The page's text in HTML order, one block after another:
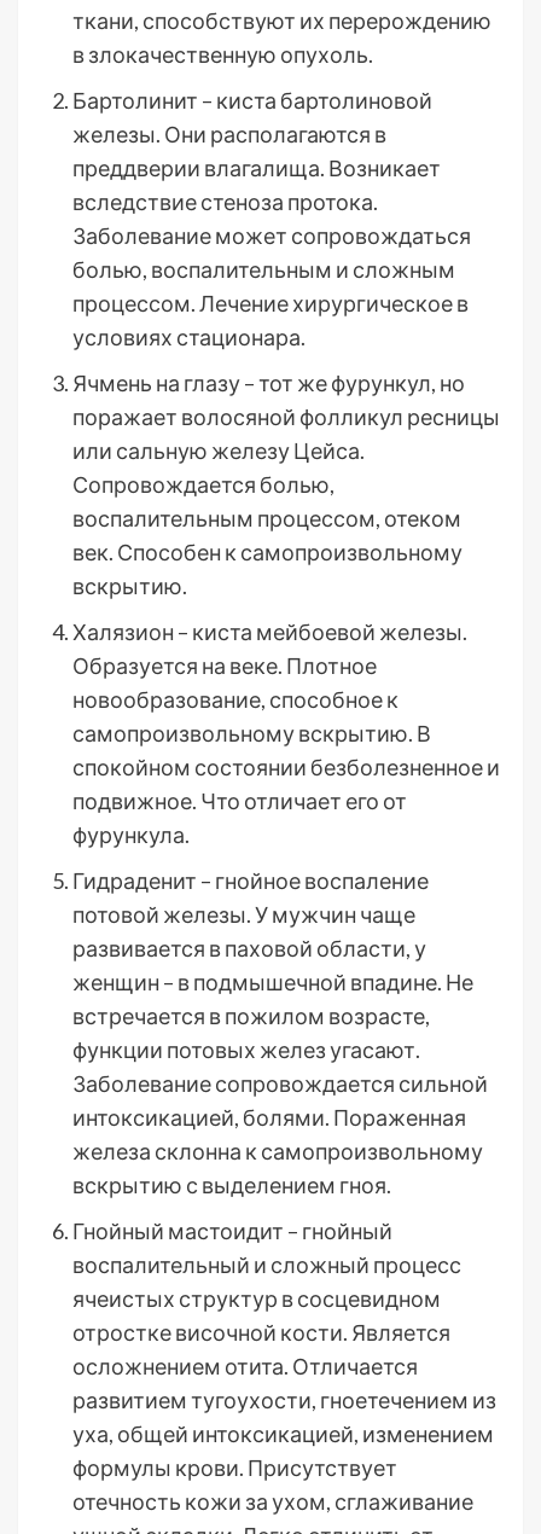
ткани, способствуют их перерождению
в злокачественную опухоль.
Бартолинит – киста бартолиновой
железы. Они располагаются в
преддверии влагалища. Возникает
вследствие стеноза протока.
Заболевание может сопровождаться
болью, воспалительным и сложным
процессом. Лечение хирургическое в
условиях стационара.
Ячмень на глазу – тот же фурункул, но
поражает волосяной фолликул ресницы
или сальную железу Цейса.
Сопровождается болью,
воспалительным процессом, отеком
век. Способен к самопроизвольному
вскрытию.
Халязион – киста мейбоевой железы.
Образуется на веке. Плотное
новообразование, способное к
самопроизвольному вскрытию. В
спокойном состоянии безболезненное и
подвижное. Что отличает его от
фурункула.
Гидраденит – гнойное воспаление
потовой железы. У мужчин чаще
развивается в паховой области, у
женщин – в подмышечной впадине. Не
встречается в пожилом возрасте,
функции потовых желез угасают.
Заболевание сопровождается сильной
интоксикацией, болями. Пораженная
железа склонна к самопроизвольному
вскрытию с выделением гноя.
Гнойный мастоидит – гнойный
воспалительный и сложный процесс
ячеистых структур в сосцевидном
отростке височной кости. Является
осложнением отита. Отличается
развитием тугоухости, гноетечением из
уха, общей интоксикацией, изменением
формулы крови. Присутствует
отечность кожи за ухом, сглаживание